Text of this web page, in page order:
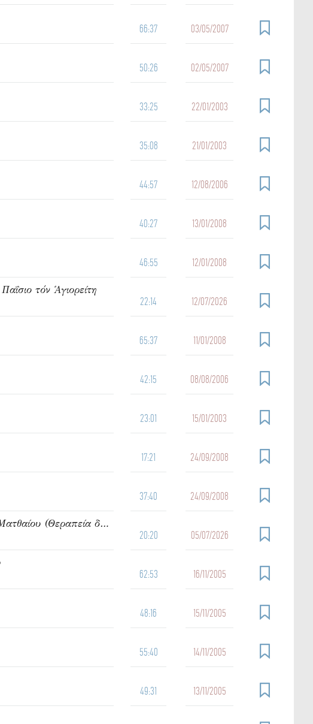
66:37 03/05/2007
50:26 02/05/2007
33:25 22/01/2003
35:08 21/01/2003
44:57 12/08/2006
40:27 13/01/2008
46:55 12/01/2008
τόν Ἁγιορείτη
22:14 12/07/2026
65:37 11/01/2008
42:15 08/08/2006
23:01 15/01/2003
17:21 24/09/2008
37:40 24/09/2008
919. Ὁμιλία τοῦ π. Ἰωάννου Γρίντζου Κυριακή Ε΄ Ματθαίου (Θεραπεία δαιμονιζομένων)
20:20 05/07/2026
62:53 16/11/2005
48:16 15/11/2005
55:40 14/11/2005
49:31 13/11/2005